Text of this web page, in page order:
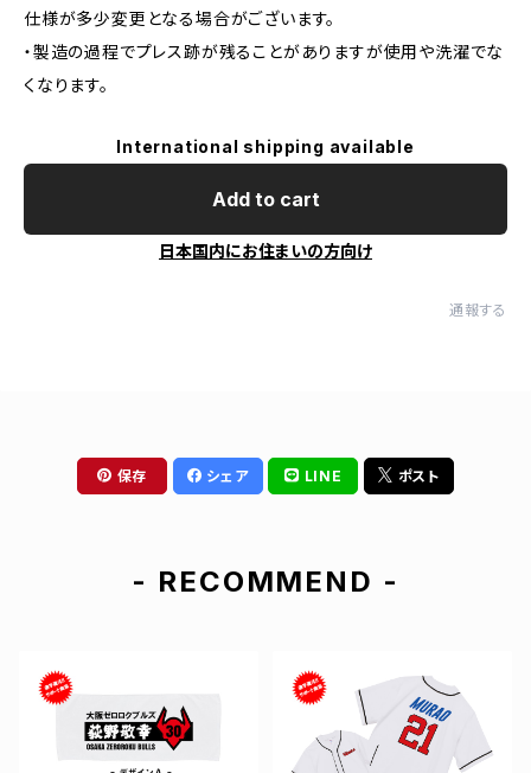
仕様が多少変更となる場合がございます。
・製造の過程でプレス跡が残ることがありますが使用や洗濯でな
くなります。
International shipping available
Add to cart
日本国内にお住まいの方向け
通報する
保存 シェア LINE ポスト
- RECOMMEND -